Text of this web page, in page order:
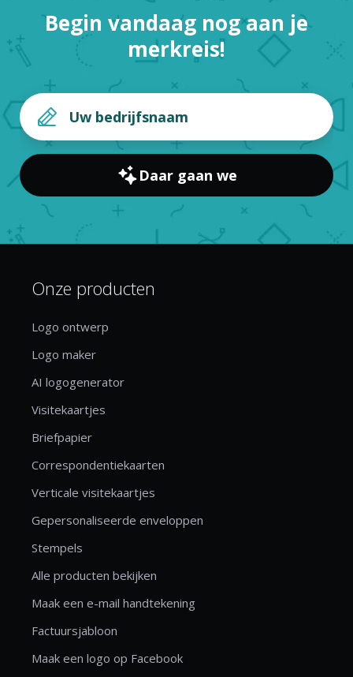
Begin vandaag nog aan je
merkreis!
Daar gaan we
Onze producten
Logo ontwerp
Logo maker
AI logogenerator
Visitekaartjes
Briefpapier
Correspondentiekaarten
Verticale visitekaartjes
Gepersonaliseerde enveloppen
Stempels
Alle producten bekijken
Maak een e-mail handtekening
Factuursjabloon
Maak een logo op Facebook